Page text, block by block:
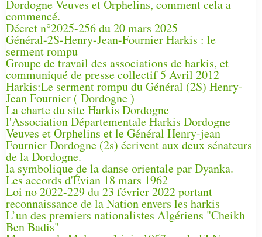
Dordogne Veuves et Orphelins, comment cela a
commencé.
Décret n°2025-256 du 20 mars 2025
Général-2S-Henry-Jean-Fournier Harkis : le
serment rompu
Groupe de travail des associations de harkis, et
communiqué de presse collectif 5 Avril 2012
Harkis:Le serment rompu du Général (2S) Henry-
Jean Fournier ( Dordogne )
La charte du site Harkis Dordogne
l'Association Départementale Harkis Dordogne
Veuves et Orphelins et le Général Henry-jean
Fournier Dordogne (2s) écrivent aux deux sénateurs
de la Dordogne.
la symbolique de la danse orientale par Dyanka.
Les accords d'Évian 18 mars 1962
Loi no 2022-229 du 23 février 2022 portant
reconnaissance de la Nation envers les harkis
L’un des premiers nationalistes Algériens "Cheikh
Ben Badis"